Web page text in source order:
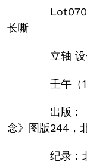
Lot070
长嘶
立轴 设
壬午（
出版：《
念》图版244，
纪录：北